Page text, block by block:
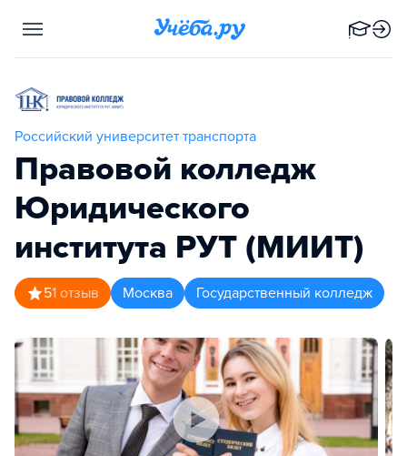
Российский университет транспорта
Правовой колледж
Юридического
института РУТ (МИИТ)
51 отзыв Москва Государственный колледж